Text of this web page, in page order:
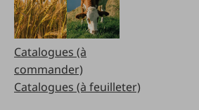
Catalogues (à
commander)
Catalogues (à feuilleter)